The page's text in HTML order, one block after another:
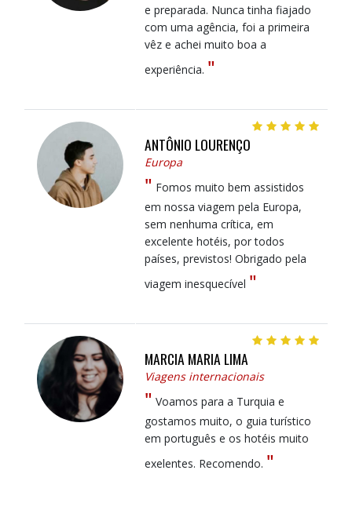
e preparada. Nunca tinha fiajado
com uma agência, foi a primeira
vêz e achei muito boa a
experiência. "
ANTÔNIO LOURENÇO
Europa
" Fomos muito bem assistidos
em nossa viagem pela Europa,
sem nenhuma crítica, em
excelente hotéis, por todos
países, previstos! Obrigado pela
viagem inesquecível "
MARCIA MARIA LIMA
Viagens internacionais
" Voamos para a Turquia e
gostamos muito, o guia turístico
em português e os hotéis muito
exelentes. Recomendo. "